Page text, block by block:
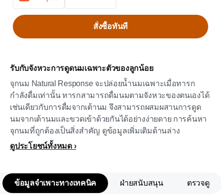
รับกับจังหวะการดูดนมเฉพาะตัวของลูกน้อย
จุกนม Natural Response จะปล่อยน้ำนมเฉพาะเมื่อทารก
กำลังดื่มเท่านั้น ทารกสามารถดื่มนมตามจังหวะของตนเองได้
เช่นเดียวกับการดื่มจากเต้านม จึงสามารถผสมผสานการดูด
นมจากเต้านมและขวดเข้าด้วยกันได้อย่างง่ายดาย การค้นหา
จุกนมที่ถูกต้องเป็นสิ่งสำคัญ ดูข้อมูลเพิ่มเติมด้านล่าง
ดูประโยชน์ทั้งหมด
สั่งซื้อทันที
ข้อมูลจำเพาะทางเทคนิค ฝ่ายสนับสนุน ตรวจดู